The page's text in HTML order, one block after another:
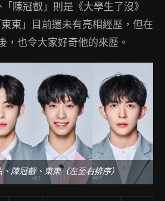
陳冠叡」則是《大學生了沒》
東」目前還未有亮相經歷，但在
，也令大家好奇他的來歷。
陳冠叡、東東（左至右排序）